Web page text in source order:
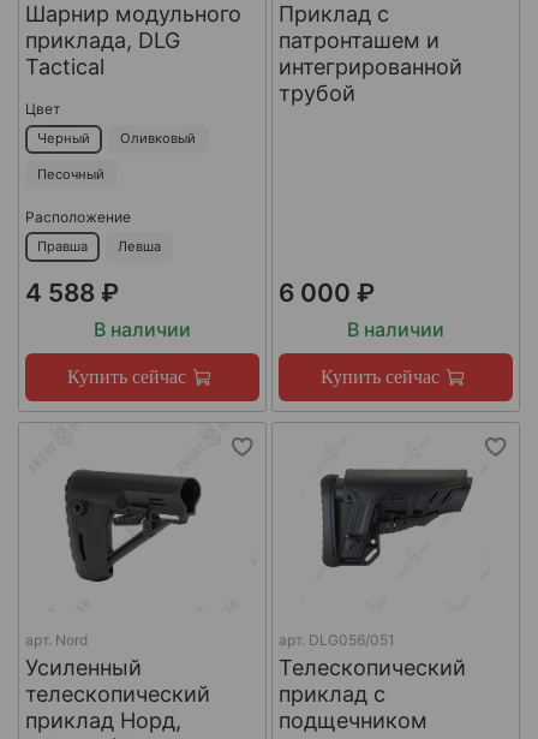
Шарнир модульного
приклада, DLG
Tactical
Цвет
Черный Оливковый
Песочный
Расположение
Правша Левша
4 588 ₽
В наличии
Купить сейчас
Приклад с
патронташем и
интегрированной
трубой
6 000 ₽
В наличии
Купить сейчас
арт. Nord
Усиленный
телескопический
приклад Норд,
арт. DLG056/051
Телескопический
приклад с
подщечником